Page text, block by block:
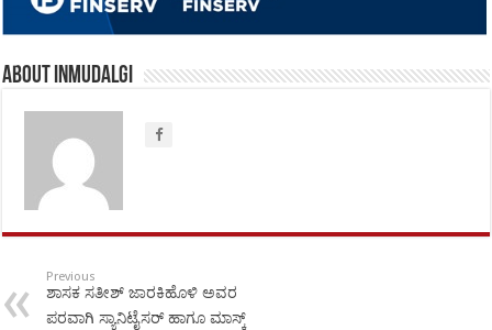
About inmudalgi
Previous
ಶಾಸಕ ಸತೀಶ್ ಜಾರಕಿಹೊಳಿ ಅವರ
ಪರವಾಗಿ ಸ್ಯಾನಿಟೈಸರ್ ಹಾಗೂ ಮಾಸ್ಕ್